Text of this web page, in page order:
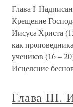
Глава I.
Крещение
Иисуса Христа
как
учеников (16 –
Исцеление
Глава III.